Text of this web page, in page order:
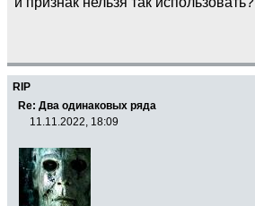
RIP
Re: Два одинаковых ряда
11.11.2022, 18:09